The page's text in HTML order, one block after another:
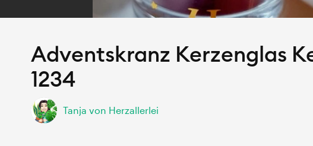
Adventskranz Kerzenglas
1234
Tanja von Herzallerlei